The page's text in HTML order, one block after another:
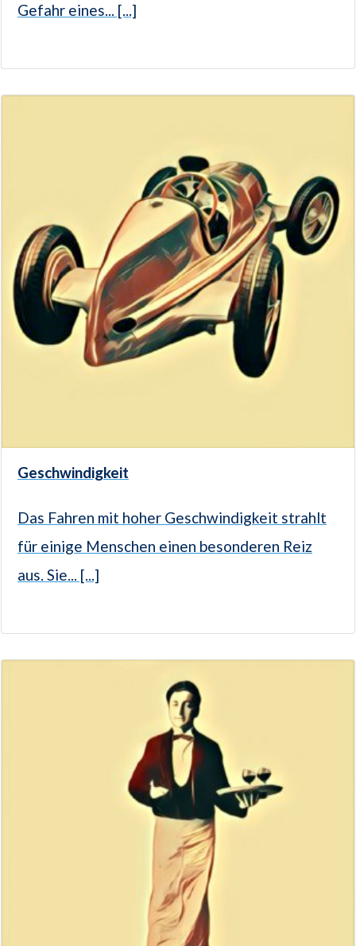
Gefahr eines... [...]
Geschwindigkeit
Das Fahren mit hoher Geschwindigkeit strahlt
für einige Menschen einen besonderen Reiz
aus. Sie... [...]